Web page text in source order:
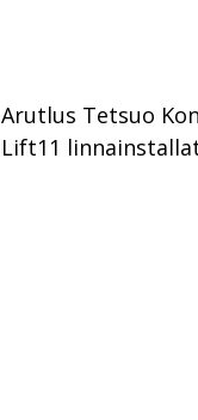
Arutlus Tetsuo
Lift11